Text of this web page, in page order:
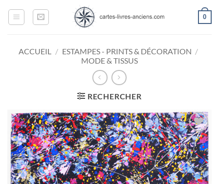
0
ACCUEIL / ESTAMPES - PRINTS & DÉCORATION /
MODE & TISSUS
RECHERCHER
Ajouter
à la
wishlist